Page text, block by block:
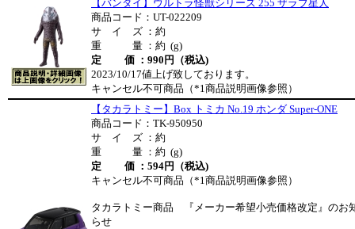
【バンダイ】ウルトラ怪獣シリーズ 255 ザラブ星人
商品コード：UT-022209
サ イ ズ ：約
重 量 ：約 (g)
定 価 ：990円（税込)
2023/10/17値上げ致しております。
キャンセル不可商品（*1商品説明画像参照）
【タカラトミー】Box トミカ No.19 ホンダ Super-ONE
商品コード：TK-950950
サ イ ズ ：約
重 量 ：約 (g)
定 価 ：594円（税込)
キャンセル不可商品（*1商品説明画像参照）
タカラトミー商品 『メーカー希望小売価格改定』のお
らせ